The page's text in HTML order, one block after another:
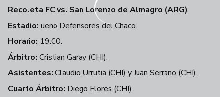
Recoleta FC vs. San Lorenzo de Almagro (ARG)
Estadio: ueno Defensores del Chaco.
Horario: 19:00.
Árbitro: Cristian Garay (CHI).
Asistentes: Claudio Urrutia (CHI) y Juan Serrano (CHI).
Cuarto Árbitro: Diego Flores (CHI).